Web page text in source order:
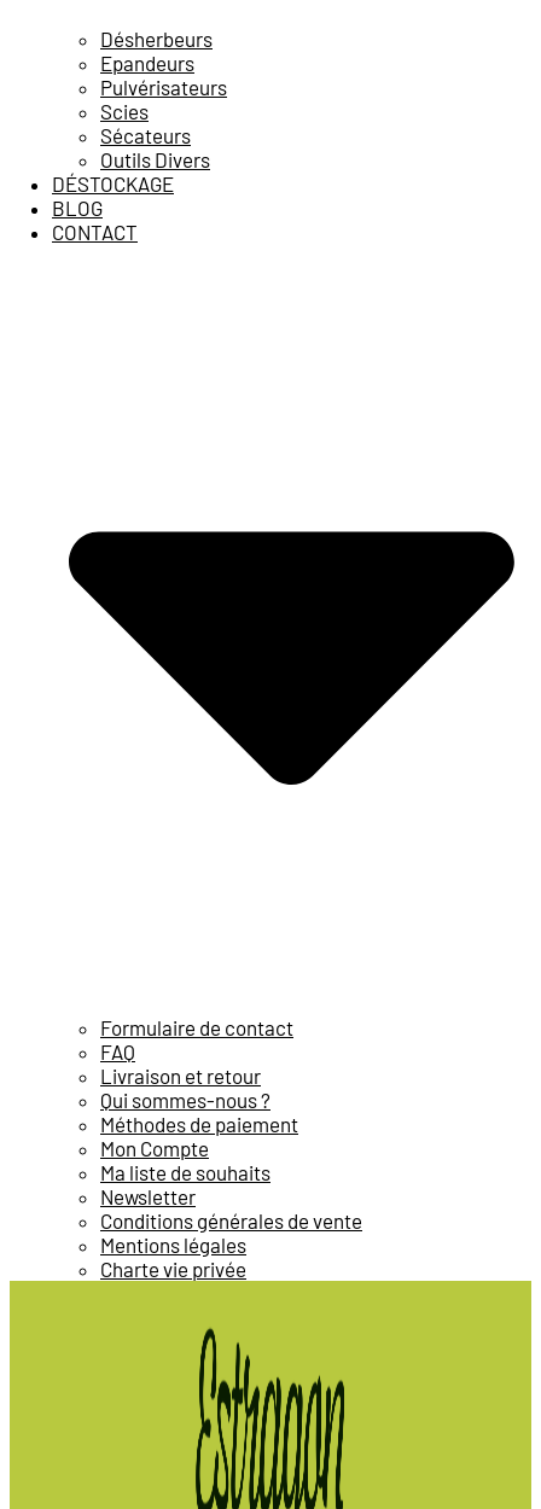
Désherbeurs
Epandeurs
Pulvérisateurs
Scies
Sécateurs
Outils Divers
DÉSTOCKAGE
BLOG
CONTACT
Formulaire de contact
FAQ
Livraison et retour
Qui sommes-nous ?
Méthodes de paiement
Mon Compte
Ma liste de souhaits
Newsletter
Conditions générales de vente
Mentions légales
Charte vie privée